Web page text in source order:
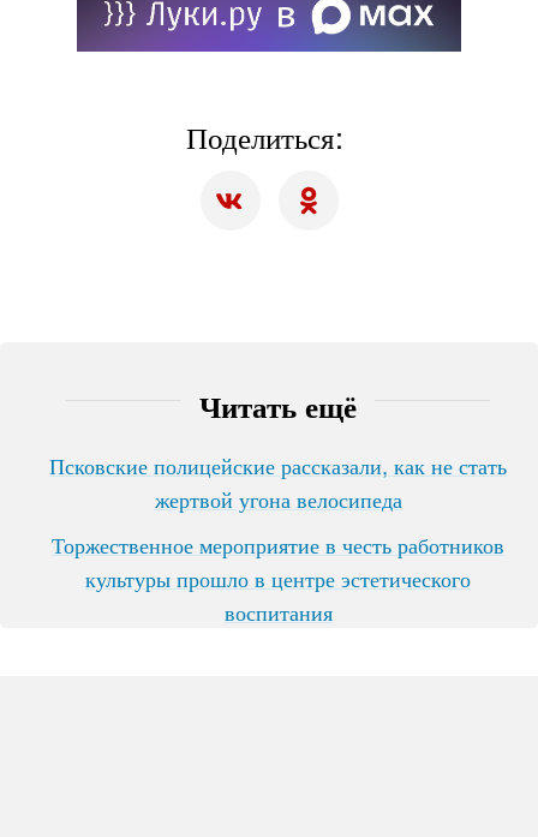
Поделиться:
Читать ещё
Псковские полицейские рассказали, как не стать
жертвой угона велосипеда
Торжественное мероприятие в честь работников
культуры прошло в центре эстетического
воспитания